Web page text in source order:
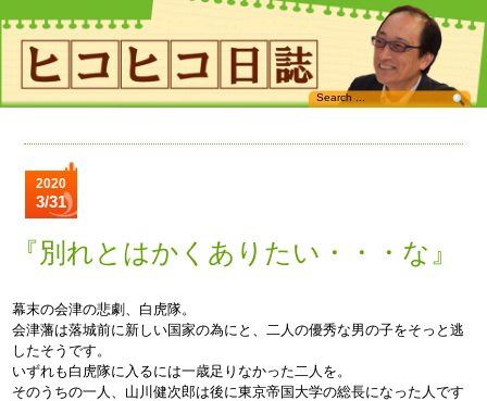
2020
3/31
『別れとはかくありたい・・・な』
幕末の会津の悲劇、白虎隊。
会津藩は落城前に新しい国家の為にと、二人の優秀な男の子をそっと逃
したそうです。
いずれも白虎隊に入るには一歳足りなかった二人を。
そのうちの一人、山川健次郎は後に東京帝国大学の総長になった人です